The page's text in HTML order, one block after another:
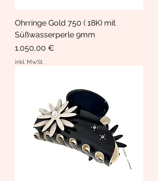
Ohrringe Gold 750 ( 18K) mit
Süßwasserperle 9mm
Preis
1.050,00 €
inkl. MwSt.